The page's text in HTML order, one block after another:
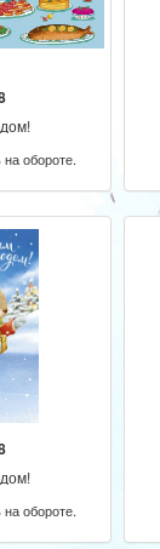
на обороте.
на обороте.